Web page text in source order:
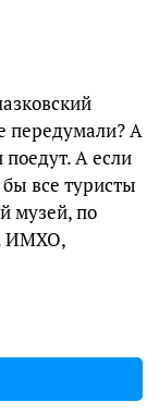
передумали? А
А если
все туристы
музей, по
ИМХО,